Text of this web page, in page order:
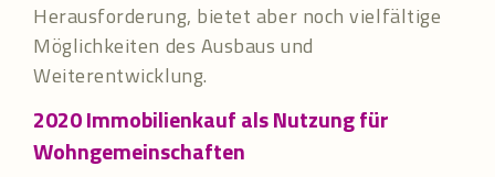
Herausforderung, bietet aber noch vielfältige
Möglichkeiten des Ausbaus und
Weiterentwicklung.
2020 Immobilienkauf als Nutzung für
Wohngemeinschaften